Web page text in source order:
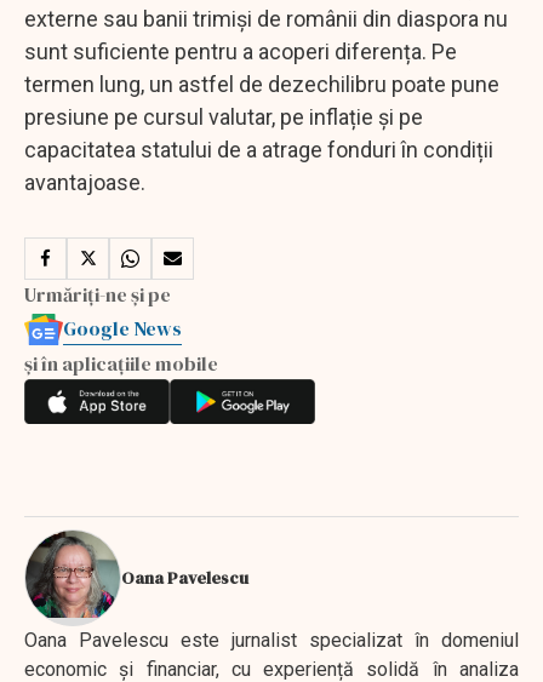
externe sau banii trimiși de românii din diaspora nu
sunt suficiente pentru a acoperi diferența. Pe
termen lung, un astfel de dezechilibru poate pune
presiune pe cursul valutar, pe inflație și pe
capacitatea statului de a atrage fonduri în condiții
avantajoase.
Urmăriți-ne și pe
Google News
și în aplicațiile mobile
Oana Pavelescu
Oana Pavelescu este jurnalist specializat în domeniul
economic și financiar, cu experiență solidă în analiza